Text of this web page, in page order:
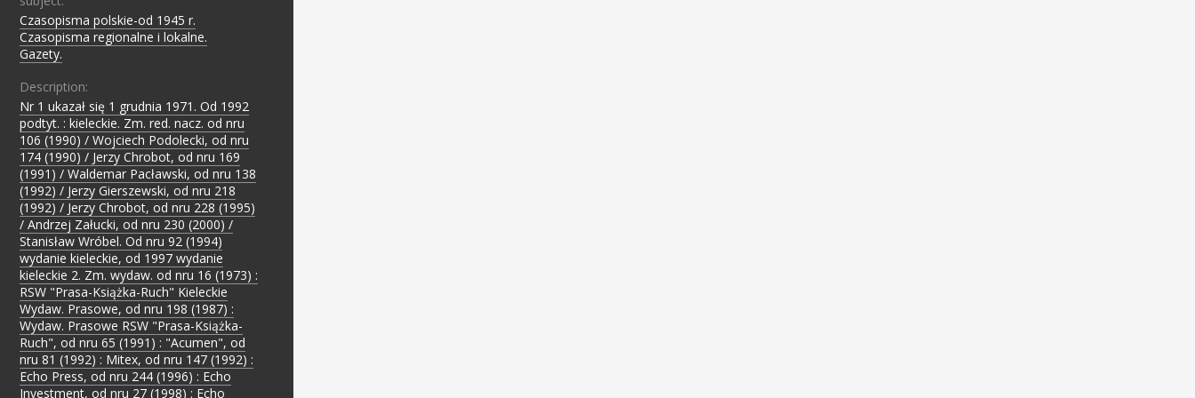
Czasopisma polskie-od 1945 r.
Czasopisma regionalne i lokalne.
Gazety.
Description:
Nr 1 ukazał się 1 grudnia 1971. Od 1992
podtyt. : kieleckie. Zm. red. nacz. od nru
106 (1990) / Wojciech Podolecki, od nru
174 (1990) / Jerzy Chrobot, od nru 169
(1991) / Waldemar Pacławski, od nru 138
(1992) / Jerzy Gierszewski, od nru 218
(1992) / Jerzy Chrobot, od nru 228 (1995)
/ Andrzej Załucki, od nru 230 (2000) /
Stanisław Wróbel. Od nru 92 (1994)
wydanie kieleckie, od 1997 wydanie
kieleckie 2. Zm. wydaw. od nru 16 (1973) :
RSW "Prasa-Książka-Ruch" Kieleckie
Wydaw. Prasowe, od nru 198 (1987) :
Wydaw. Prasowe RSW "Prasa-Książka-
Ruch", od nru 65 (1991) : "Acumen", od
nru 81 (1992) : Mitex, od nru 147 (1992) :
Echo Press, od nru 244 (1996) : Echo
Investment, od nru 27 (1998) : Echo